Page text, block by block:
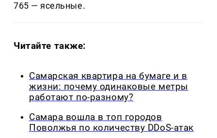
765 — ясельные.
Читайте также:
Самарская квартира на бумаге и в
жизни: почему одинаковые метры
работают по-разному?
Самара вошла в топ городов
Поволжья по количеству DDoS-атак